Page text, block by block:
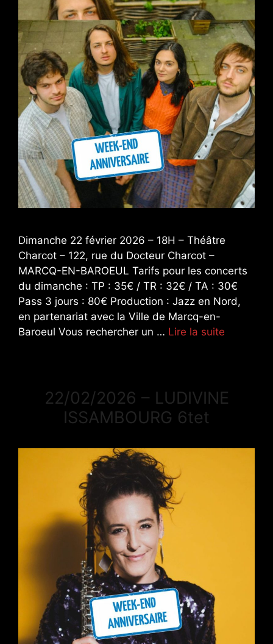
Dimanche 22 février 2026 – 18H – Théâtre
Charcot – 122, rue du Docteur Charcot –
MARCQ-EN-BAROEUL Tarifs pour les concerts
du dimanche : TP : 35€ / TR : 32€ / TA : 30€
Pass 3 jours : 80€ Production : Jazz en Nord,
en partenariat avec la Ville de Marcq-en-
Baroeul Vous rechercher un … Lire la suite
22/02/2026 – LUDIVINE
ISSAMBOURG 6tet